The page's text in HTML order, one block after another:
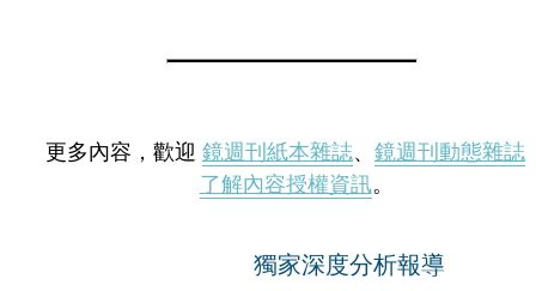
更多內容，歡迎 鏡週刊紙本雜誌、 鏡週刊動態雜誌
了解內容授權資訊。
獨家深度分析報導